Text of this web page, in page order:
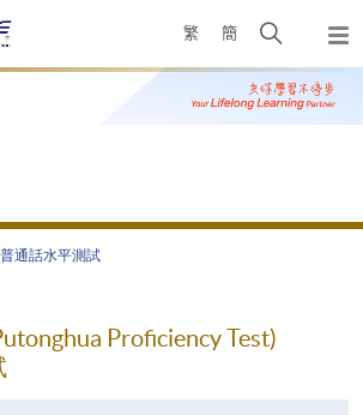
繁 簡
Open
search
panel
普通話水平測試
Proficiency Test)